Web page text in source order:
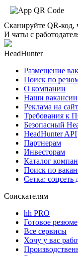
Сканируйте QR-код,
И чаты с
HeadHunter
Размещение
Поиск по
О компании
Наши вакансии
Реклама на
Требования к
Безопасный
HeadHunter API
Партнерам
Инвесторам
Каталог
Поиск по
Сетка: соцсеть
Соискателям
hh PRO
Готовое резюме
Все сервисы
Хочу у вас